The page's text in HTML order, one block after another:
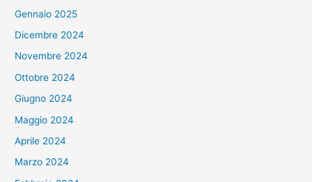
Gennaio 2025
Dicembre 2024
Novembre 2024
Ottobre 2024
Giugno 2024
Maggio 2024
Aprile 2024
Marzo 2024